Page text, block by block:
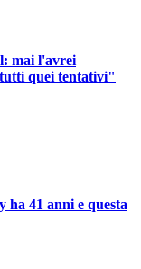
mai l'avrei
quei tentativi"
41 anni e questa